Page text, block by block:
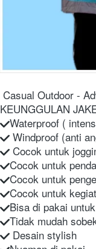
Casual Outdoor -
KEUNGGULAN
Waterproof (
Windproof (anti
Cocok untuk
Cocok untuk
Cocok untuk
Cocok untuk
Bisa di pakai
Tidak mudah
Desain stylish